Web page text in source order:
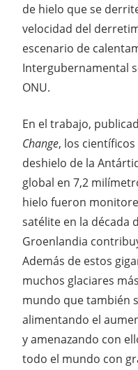
de hielo que se
velocidad del
escenario de
Intergubernamental
ONU.
En el trabajo,
Change, los
deshielo de la
global en 7,2
hielo fueron
satélite en la década
Groenlandia
Además de estos
muchos glaciares
mundo que también
alimentando el
y amenazando con
todo el mundo con